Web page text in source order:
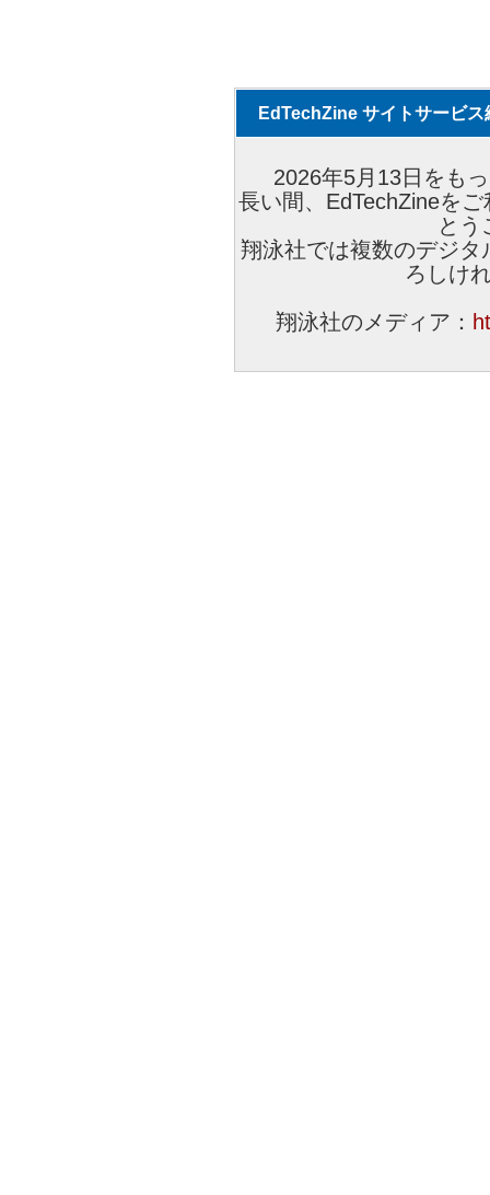
EdTechZine サイトサービス
2026年5月13日をも
長い間、EdTechZineを
とう
翔泳社では複数のデジ
ろしけ
翔泳社のメディア：